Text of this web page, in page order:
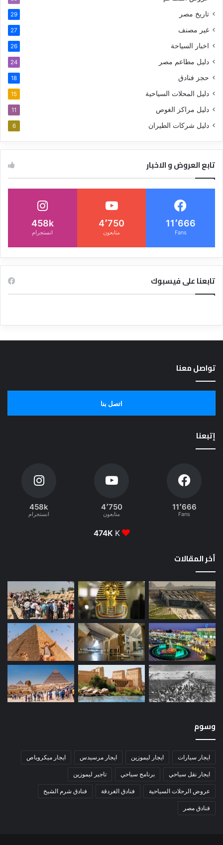
تاريخ مصر 29
غير مصنف 27
اخبار السياحة 26
دليل مطاعم مصر 24
حجز فنادق 18
دليل المحلات السياحية 15
دليل مراكز الغوص 11
دليل شركات الطيران 6
تابع العروض و الاخبار
11٬666
Fans
4٬750
متابعون
458k
انستجرام
تابعنا على فيسبوك
تواصل معنا
اتصل بنا
إتبعنا
11٬666
Fans
4٬750
متابعون
458k
انستجرام
474K K
أخر المقالات
وسوم
ايجار سيارات ايجار ليموزين ايجار مرسيدس ايجار ميكروباص
ايجار نقل سياحي برنامج سياحي تاجير ليموزين
عروض الرحلات السياحية فنادق الغردقة فنادق شرم الشيخ
فنادق مصر